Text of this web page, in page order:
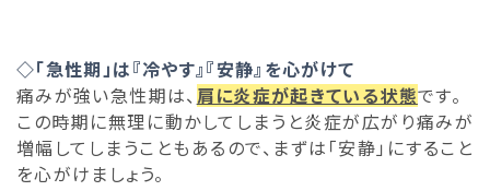
◇「急性期」は『冷やす』『安静』を心がけて
痛みが強い急性期は、 肩に炎症が起きている状態です。
この時期に無理に動かしてしまうと炎症が広がり痛みが
増幅してしまうこともあるので、まずは「安静」にすること
を心がけましょう。